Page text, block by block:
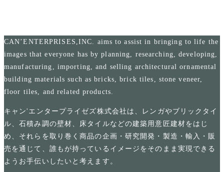
CAN’ENTERPRISES,INC. aims to assist in bringing to life the
images that everyone has by planning, researching, developing,
manufacturing, importing, and selling architectural ornamental
building materials such as bricks, brick tiles, stone veneer,
floor tiles, and related products.
キャン'エンタープライゼズ株式会社は、レンガやブリックタイ
ル、石積み調の壁材、床タイルなどの建築用意匠建材をはじ
め、それらを取り巻く商品の企画・研究開発・製造・輸入・販
売を通じて、誰もが持っているイメージをそのまま実現できる
ようお手伝いしたいと考えます。